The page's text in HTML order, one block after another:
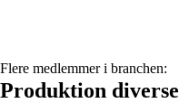
Flere medlemmer i branchen:
Produktion diverse